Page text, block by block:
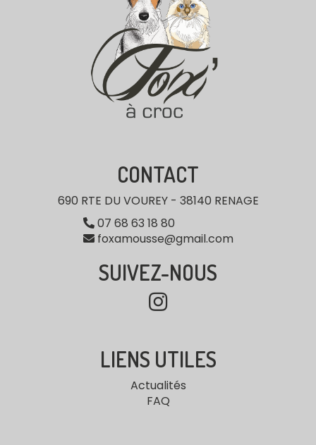
CONTACT
690 RTE DU VOUREY - 38140 RENAGE
07 68 63 18 80
foxamousse@gmail.com
SUIVEZ-NOUS
LIENS UTILES
Actualités
FAQ